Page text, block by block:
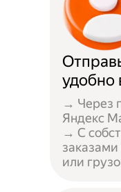
удобно
→ Через
Яндекс
→ С
или